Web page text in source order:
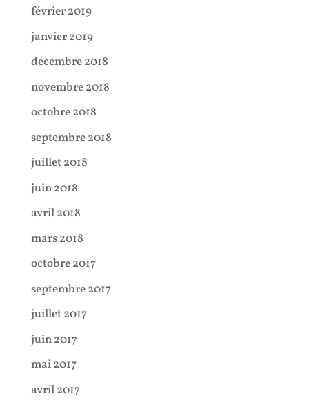
février 2019
janvier 2019
décembre 2018
novembre 2018
octobre 2018
septembre 2018
juillet 2018
juin 2018
avril 2018
mars 2018
octobre 2017
septembre 2017
juillet 2017
juin 2017
mai 2017
avril 2017